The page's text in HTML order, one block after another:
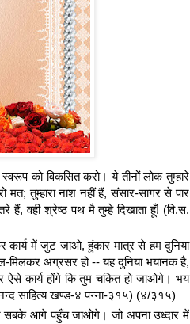
को विकसित करो। ये तीनों लोक तुम्हारे
तुम्हारा नाश नहीं हैं, संसार-सागर से पार
वही श्रेष्ठ पथ मै तुम्हे दिखाता हूँ! (वि.स.
कार्य में जुट जाओ, हुंकार मात्र से हम दुनिया
मिलकर अग्रसर हो -- यह दुनिया भयानक है,
ऐसे कार्य होंगे कि तुम चकित हो जाओगे। भय
साहित्य खण्ड-४ पन्ना-३१५) (४/३१५)
सबके आगे पहुँच जाओगे। जो अपना उध्दार में